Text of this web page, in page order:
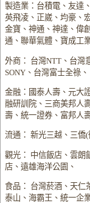
製造業：台積電、友達
英飛凌、正崴、均豪、
金寶、神通、神達、偉
通、聯華氣體、寶成工
外商： 台灣NTT、台灣
SONY、台灣富士全祿、
金融：國泰人壽、元大
融研訓院、三商美邦人
壽、統一證券、富邦人
流通： 新光三越、三僑
觀光： 中信飯店、雲朗
店、遠雄海洋公園、
食品： 台灣菸酒、天仁
泰山、海霸王、統一企